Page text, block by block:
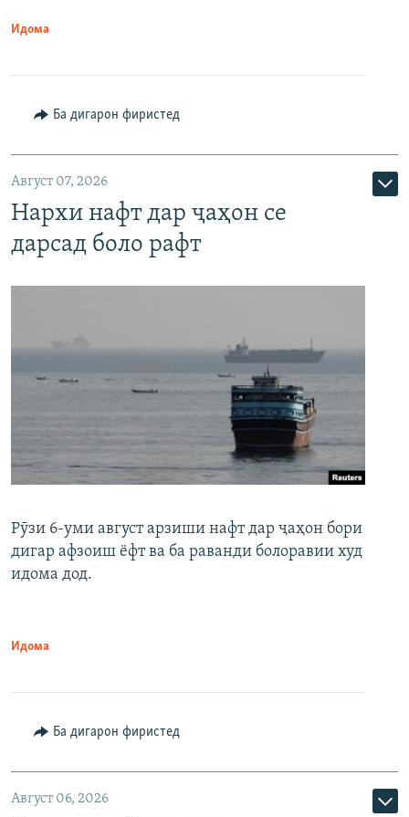
Идома
Ба дигарон фиристед
Август 07, 2026
Нархи нафт дар ҷаҳон се
дарсад боло рафт
Рӯзи 6-уми август арзиши нафт дар ҷаҳон бори
дигар афзоиш ёфт ва ба раванди болоравии худ
идома дод.
Идома
Ба дигарон фиристед
Август 06, 2026